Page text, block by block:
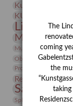
Kunstmuseum
KUNSTWAND
Lindenau-
Museumspädagogik
Objekt im Fokus
Provenienz
Restaurierung
Sammlung
Sphinx
studio
The
coming
the
taking